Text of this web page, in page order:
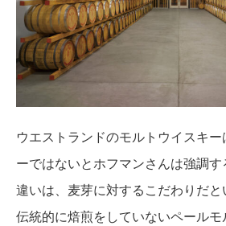
ウエストランドのモルトウイスキ
ーではないとホフマンさんは強調
違いは、麦芽に対するこだわりだ
伝統的に焙煎をしていないペール